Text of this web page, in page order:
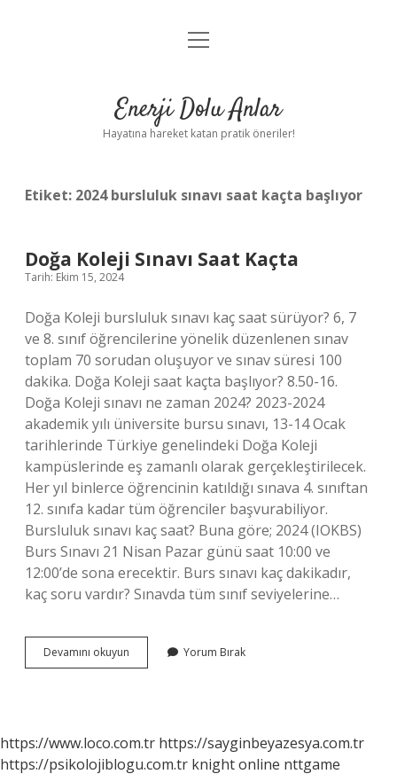
Anasayfa
Yasal Uyarı
menüyü
Enerji Dolu Anlar
Hayatına hareket katan pratik öneriler!
Etiket: 2024 bursluluk sınavı saat kaçta başlıyor
Doğa Koleji Sınavı Saat Kaçta
Tarih: Ekim 15, 2024
Doğa Koleji bursluluk sınavı kaç saat sürüyor? 6, 7
ve 8. sınıf öğrencilerine yönelik düzenlenen sınav
toplam 70 sorudan oluşuyor ve sınav süresi 100
dakika. Doğa Koleji saat kaçta başlıyor? 8.50-16.
Doğa Koleji sınavı ne zaman 2024? 2023-2024
akademik yılı üniversite bursu sınavı, 13-14 Ocak
tarihlerinde Türkiye genelindeki Doğa Koleji
kampüslerinde eş zamanlı olarak gerçekleştirilecek.
Her yıl binlerce öğrencinin katıldığı sınava 4. sınıftan
12. sınıfa kadar tüm öğrenciler başvurabiliyor.
Bursluluk sınavı kaç saat? Buna göre; 2024 (IOKBS)
Burs Sınavı 21 Nisan Pazar günü saat 10:00 ve
12:00’de sona erecektir. Burs sınavı kaç dakikadır,
kaç soru vardır? Sınavda tüm sınıf seviyelerine…
Devamını okuyun
Koleji
Yorum Bırak
https://www.loco.com.tr https://sayginbeyazesya.com.tr
https://psikolojiblogu.com.tr knight online nttgame